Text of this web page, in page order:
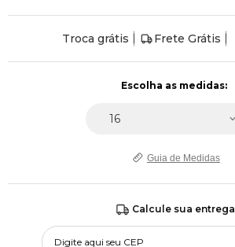
Troca grátis Frete Grátis
Guia de Medidas
Calcule sua entrega